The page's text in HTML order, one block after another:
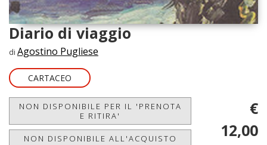
Diario di viaggio
di Agostino Pugliese
CARTACEO
NON DISPONIBILE PER IL 'PRENOTA
E RITIRA'
NON DISPONIBILE ALL'ACQUISTO
€
12,00